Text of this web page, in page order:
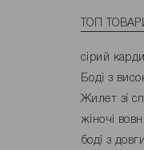
ТОП
сірий
Боді з
Жилет зі
жіночі
боді з